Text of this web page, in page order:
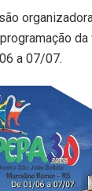
a 07/07.